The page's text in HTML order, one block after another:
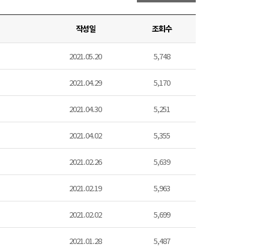
작성일 조회수
2021.05.20 5,748
2021.04.29 5,170
2021.04.30 5,251
2021.04.02 5,355
2021.02.26 5,639
2021.02.19 5,963
2021.02.02 5,699
2021.01.28 5,487